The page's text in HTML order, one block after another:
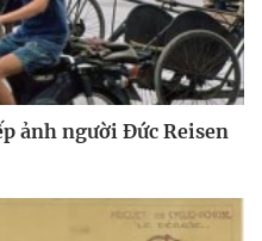
ảnh người Đức Reisen